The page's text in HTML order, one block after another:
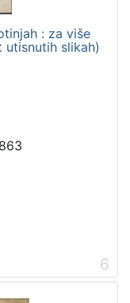
: za više
utisnutih slikah)
6